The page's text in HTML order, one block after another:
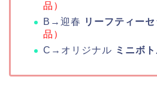
品）
B→迎春 リーフティー
品）
C→オリジナル ミニボ